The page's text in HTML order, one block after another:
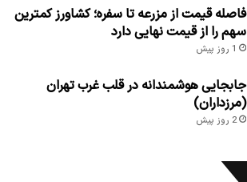
فاصله قیمت از مزرعه تا سفره؛ کشاورز کمترین
سهم را از قیمت نهایی دارد
1 روز پیش
جابجایی هوشمندانه در قلب غرب تهران
(مرزداران)
2 روز پیش